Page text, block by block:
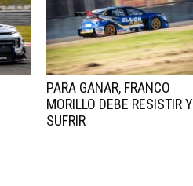
PARA GANAR, FRANCO
MORILLO DEBE RESISTIR Y
SUFRIR